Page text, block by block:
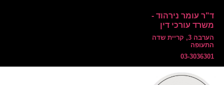
ד"ר עומר נירהוד -
משרד עורכי דין
הערבה 3, קריית שדה
התעופה
03-3036301